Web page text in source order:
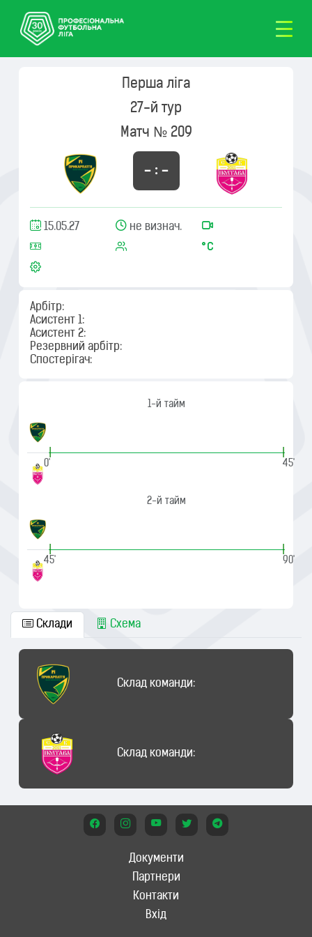
Перша ліга
27-й тур
Матч № 209
– : –
15.05.27 не визнач.
Арбітр:
Асистент 1:
Асистент 2:
Резервний арбітр:
Спостерігач:
1-й тайм
|
0'
|
45'
2-й тайм
|
45'
|
90'
Склади Схема
Склад команди:
Склад команди:
Документи
Партнери
Контакти
Вхід